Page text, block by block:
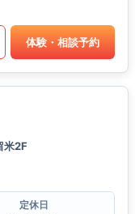
体験・相談予約
米2F
定休日